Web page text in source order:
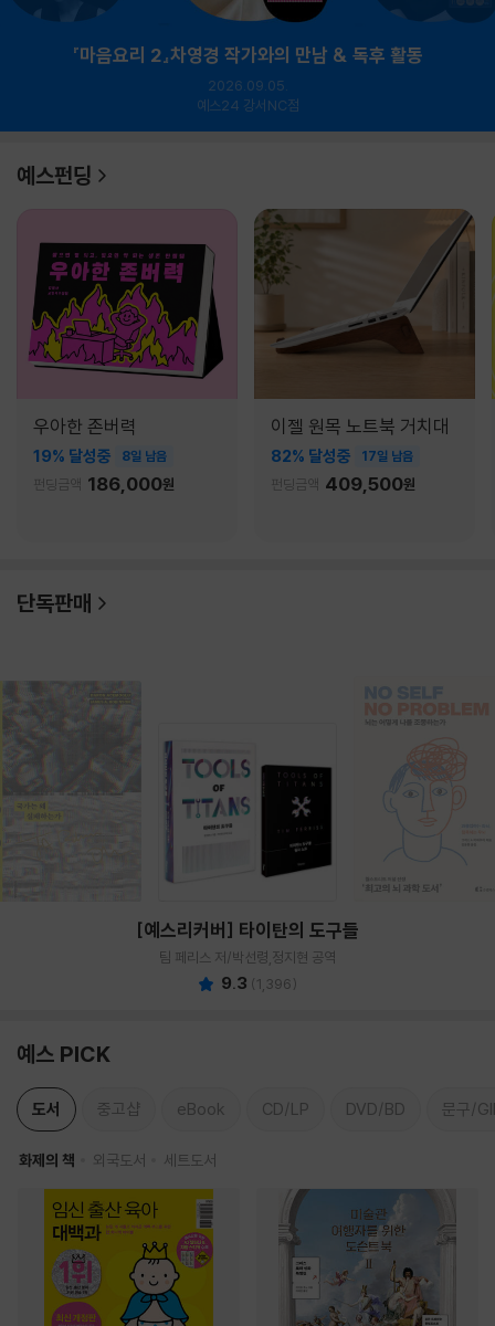
『마음요리 2』차영경 작가와의 만남 & 독후 활동
2026.09.05.
예스24 강서NC점
예스펀딩
우아한 존버력
19% 달성중 8일 남음
펀딩금액 186,000원
이젤 원목 노트북 거치대
82% 달성중 17일 남음
펀딩금액 409,500원
단독판매
[예스리커버] 타이탄의 도구들
팀 페리스 저/박선령,정지현 공역
9.3 (1,396)
예스 PICK
도서 중고샵 eBook CD/LP DVD/BD 문구/
화제의 책 외국도서 세트도서